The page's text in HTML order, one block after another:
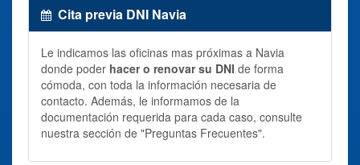
Cita previa DNI Navia
Le indicamos las oficinas mas próximas a Navia
donde poder hacer o renovar su DNI de forma
cómoda, con toda la información necesaria de
contacto. Además, le informamos de la
documentación requerida para cada caso, consulte
nuestra sección de "Preguntas Frecuentes".